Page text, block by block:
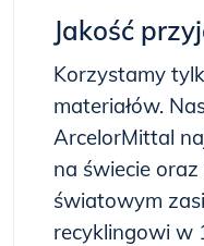
Jakość
Korzystamy
materiałów.
ArcelorMittal
na świecie
światowym
recyklingowi w